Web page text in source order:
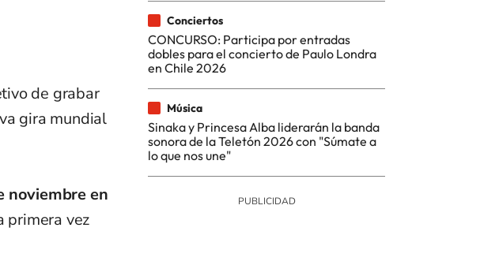
de grabar
gira mundial
noviembre en
primera vez
Conciertos
CONCURSO: Participa por entradas
dobles para el concierto de Paulo Londra
en Chile 2026
Música
Sinaka y Princesa Alba liderarán la banda
sonora de la Teletón 2026 con "Súmate a
lo que nos une"